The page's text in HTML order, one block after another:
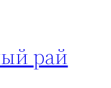
рай